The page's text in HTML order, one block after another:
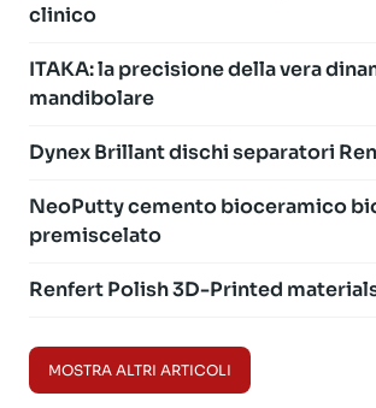
clinico
ITAKA: la precisione della vera
mandibolare
Dynex Brillant dischi separatori
NeoPutty cemento bioceramico
premiscelato
Renfert Polish 3D-Printed
MOSTRA ALTRI ARTICOLI